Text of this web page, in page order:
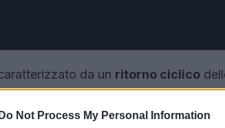
Do Not Process My Personal Information
da un ritorno ciclico
misto di novità e nostalgie, e
velluto a costesi preparano a